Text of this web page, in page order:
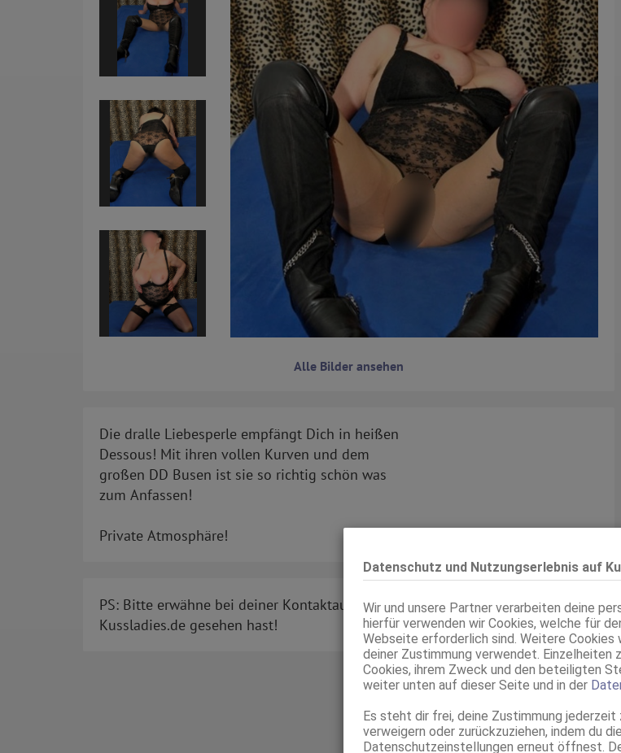
Datenschutz und Nutzungserlebnis auf
Wir und unsere Partner verarbeiten deine
hierfür verwenden wir Cookies, welche für
Webseite erforderlich sind. Weitere Cookies
deiner Zustimmung verwendet. Einzelheiten
Cookies, ihrem Zweck und den beteiligten
weiter unten auf dieser Seite und in der
Es steht dir frei, deine Zustimmung jederzeit
verweigern oder zurückzuziehen, indem du
Datenschutzeinstellungen erneut öffnest.
Alle Bilder ansehen
Die dralle Liebesperle empfängt Dich in heißen
Dessous! Mit ihren vollen Kurven und dem
großen DD Busen ist sie so richtig schön was
zum Anfassen!
Private Atmosphäre!
PS: Bitte erwähne bei deiner Kontaktaufnahme, dass du die Anzeige auf
Kussladies.de gesehen hast!